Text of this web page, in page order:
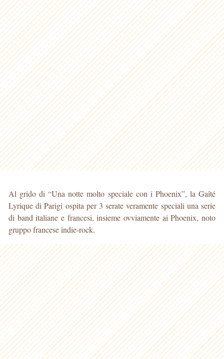
Al grido di “Una notte molto speciale con i Phoenix”, la Gaîté
Lyrique di Parigi ospita per 3 serate veramente speciali una serie
di band italiane e francesi, insieme ovviamente ai Phoenix, noto
gruppo francese indie-rock.